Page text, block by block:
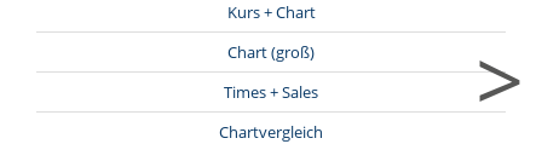
Kurs + Chart
Chart (groß)
Times + Sales
Chartvergleich
>